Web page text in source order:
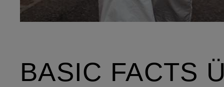
BASIC FACTS